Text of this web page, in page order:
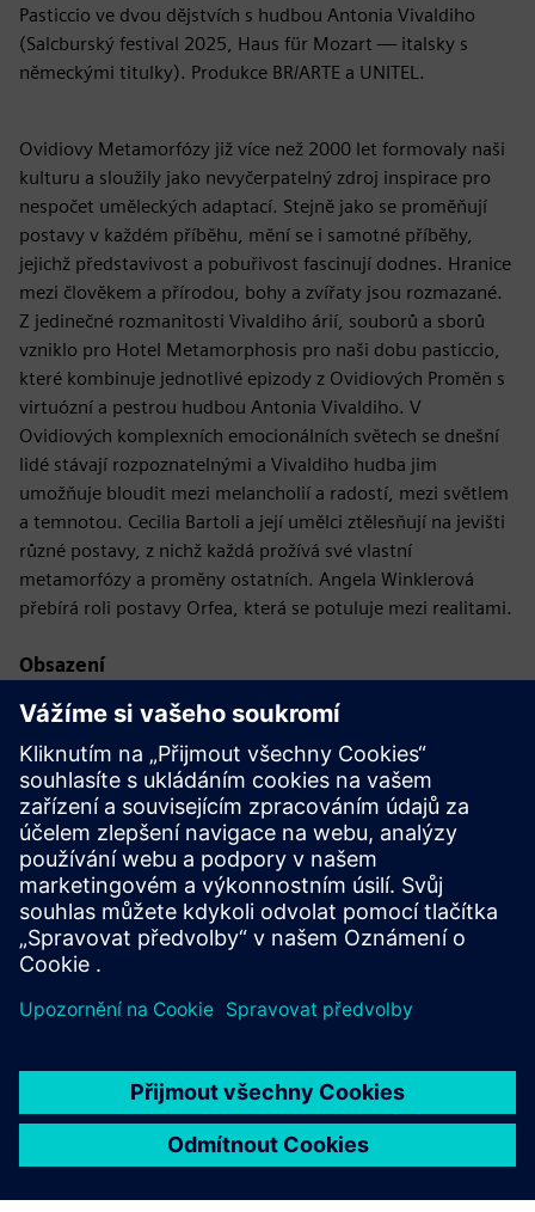
Pasticcio ve dvou dějstvích s hudbou Antonia Vivaldiho
(Salcburský festival 2025, Haus für Mozart — italsky s
německými titulky). Produkce BR/ARTE a UNITEL.
Ovidiovy Metamorfózy již více než 2000 let formovaly naši
kulturu a sloužily jako nevyčerpatelný zdroj inspirace pro
nespočet uměleckých adaptací. Stejně jako se proměňují
postavy v každém příběhu, mění se i samotné příběhy,
jejichž představivost a pobuřivost fascinují dodnes. Hranice
mezi člověkem a přírodou, bohy a zvířaty jsou rozmazané.
Z jedinečné rozmanitosti Vivaldiho árií, souborů a sborů
vzniklo pro Hotel Metamorphosis pro naši dobu pasticcio,
které kombinuje jednotlivé epizody z Ovidiových Proměn s
virtuózní a pestrou hudbou Antonia Vivaldiho. V
Ovidiových komplexních emocionálních světech se dnešní
lidé stávají rozpoznatelnými a Vivaldiho hudba jim
umožňuje bloudit mezi melancholií a radostí, mezi světlem
a temnotou. Cecilia Bartoli a její umělci ztělesňují na jevišti
různé postavy, z nichž každá prožívá své vlastní
metamorfózy a proměny ostatních. Angela Winklerová
přebírá roli postavy Orfea, která se potuluje mezi realitami.
Obsazení
Orchestr: Les Musiciens du Prince — Monaco | Chorál: Il
Canto di Orfeo | Délka: 206 minut | S: Cecilia Bartoli
(Eurydice/Arachne), Lea Desandre (Statua/Myrrha/Echo),
Nadezhda Karyazina (Minerva/Nutrice /junouso), Philippe
Jarousse Sky (Pygmalion/Narcis), Angela Winkler (Orfeus)